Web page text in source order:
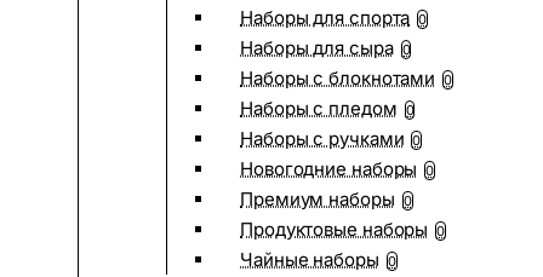
Наборы для спорта 0
Наборы для сыра 0
Наборы с блокнотами 0
Наборы с пледом 0
Наборы с ручками 0
Новогодние наборы 0
Премиум наборы 0
Продуктовые наборы 0
Чайные наборы 0